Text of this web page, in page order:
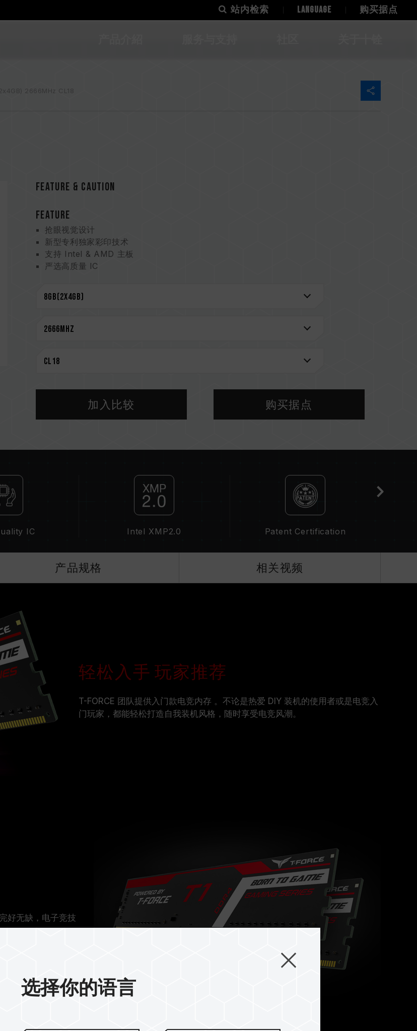
站内检索 LANGUAGE 购买据点
2666MHz CL18
Feature & CAUTION
FEATURE
抢眼视觉设计
新型专利独家彩印技术
支持 Intel & AMD 主板
严选高质量 IC
超低工作电压节能省电
新型专利证号 M563643
CAUTION
选购内存产品前，请先参考主板品牌的 QVL 兼容性列表。
CPU 內存控制器(IMC)的体质以及当前使用的主板 BIOS 版本皆可能会影响內存运作频
XMP 2.0 需由使用者手动启用，部分主板可能无法达到标示频率，最终运行频率受限于系
超频行为（如启用 XMP 2.0 设定）属于非 JEDEC 标准规范，可能影响系统稳定性。若因
超频导致系统不稳定，请回复 BIOS 默认值。
内存模块的标示频率为最高可达频率，并非所有系统都能达成。
请确认您的主板与处理器支持对应的超频技术（XMP 2.0），否则内存可能无法达到标示
十铨科技的内存模块皆在正常电压情况下进行验证，若有处理器或主板故障状况，请联系处
加入比较 购买据点
IC Intel XMP2.0 Patent Certification
产品规格 相关视频
轻松入手 玩家推荐
T-FORCE 团队提供入门款电竞内存 。不论是热爱 DIY 装机的使用者或是电竞入
门玩家，都能轻松打造自我装机风格，随时享受电竞风潮。
好无缺，电子竞技
选择你的语言